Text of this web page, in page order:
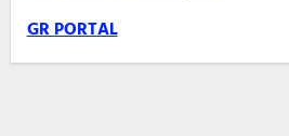
GR PORTAL